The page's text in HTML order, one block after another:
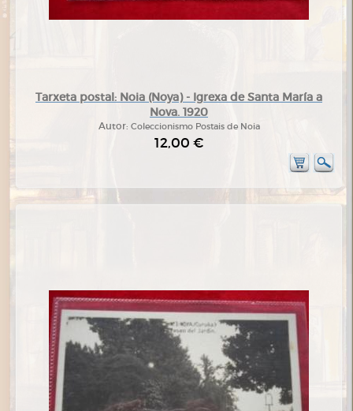
Tarxeta postal: Noia (Noya) - Igrexa de Santa María a
Nova. 1920
Autor: Coleccionismo Postais de Noia
12,00 €